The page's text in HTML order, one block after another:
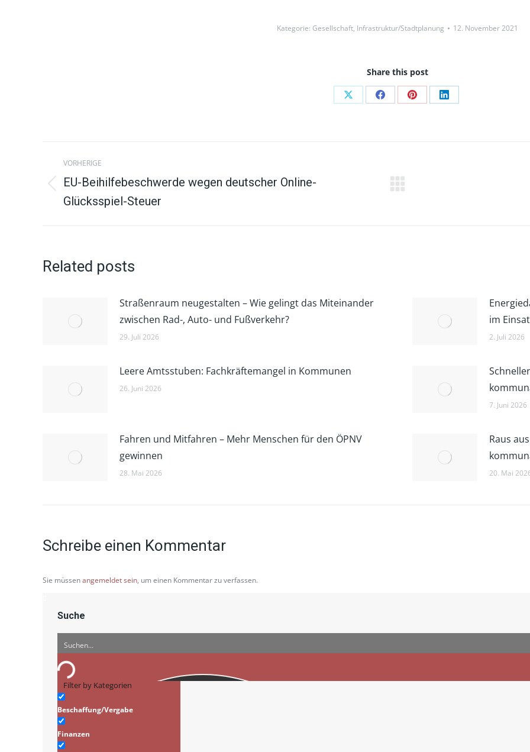
Kategorie: Gesellschaft, Infrastruktur/Stadtplanung 12. November 2021
Share this post
Auf
Auf
Auf
Auf
Beitragsnavigation
VORHERIGE
Beitrag:
EU-Beihilfebeschwerde wegen deutscher Online-
Glücksspiel-Steuer
Related posts
Straßenraum neugestalten – Wie gelingt das Miteinander
zwischen Rad-, Auto- und Fußverkehr?
29. Juli 2026
im
2. Juli 2026
Leere Amtsstuben: Fachkräftemangel in Kommunen
26. Juni 2026
7. Juni 2026
Fahren und Mitfahren – Mehr Menschen für den ÖPNV
gewinnen
28. Mai 2026
Raus
20. Mai
Schreibe einen Kommentar
Sie müssenangemeldet sein, um einen Kommentar zu verfassen.
Suche
Filter by Kategorien
Beschaffung/Vergabe
Finanzen